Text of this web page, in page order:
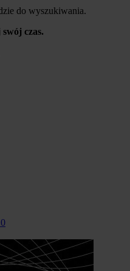
do wyszukiwania.
swój czas.